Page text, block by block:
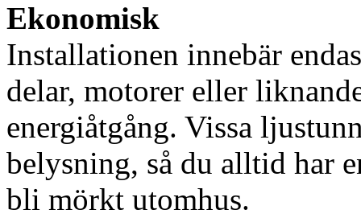
Ekonomisk
Installationen innebär
delar, motorer eller
energiåtgång. Vissa
belysning, så du alltid har
bli mörkt utomhus.